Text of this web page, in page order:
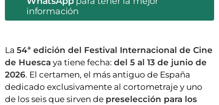
información
La 54ª edición del Festival Internacional de Cine
de Huesca ya tiene fecha: del 5 al 13 de junio de
2026. El certamen, el más antiguo de España
dedicado exclusivamente al cortometraje y uno
de los seis que sirven de preselección para los